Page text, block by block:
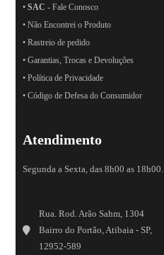
•SAC - Fale Conosco
• Não Encontrei o Produto
• Rastreio de pedido
• Garantias, Trocas e Devoluções
• Política de Privacidade
• Código de Defesa do Consumidor
Atendimento
Segunda a Sexta, das 8h00 as 18h00.
Rua. Rod. Arão Sahm, 1304
Bairro do Portão, Atibaia - SP,
12952-589